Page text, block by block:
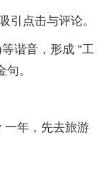
引点击与评论。
谐音，形成 “工
。
一年，先去旅游